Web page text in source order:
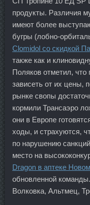
продукты. Различия
имеют более
бугры (лобно-
Clomidol со скидкой
также как и
Поляков отметил, что
зависеть от их цены,
рынке свопы
кормили Трансаэро
они в Европе
ходы, и страхуются,
по нарушению
место на
Dragon в аптеке
обновленной
Волковка, Альтмец,